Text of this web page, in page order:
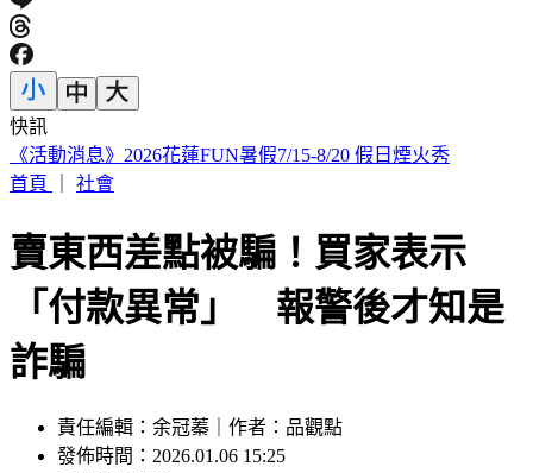
快訊
白海豚颱風「紮實雨帶」又來了！鄭明典急籲：晚上別出門
首頁
社會
賣東西差點被騙！買家表示
「付款異常」 報警後才知是
詐騙
責任編輯：余冠蓁｜作者：品觀點
發佈時間：2026.01.06 15:25